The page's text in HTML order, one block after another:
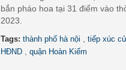
bắn pháo hoa tại 31 điểm vào
2023.
Tags: thành phố hà nội tiếp xúc
HĐND
quận Hoàn Kiếm